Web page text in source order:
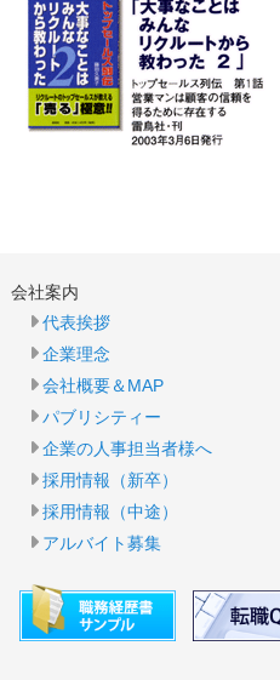
会社案内
代表挨拶
企業理念
会社概要＆MAP
パブリシティー
企業の人事担当者様へ
採用情報（新卒）
採用情報（中途）
アルバイト募集